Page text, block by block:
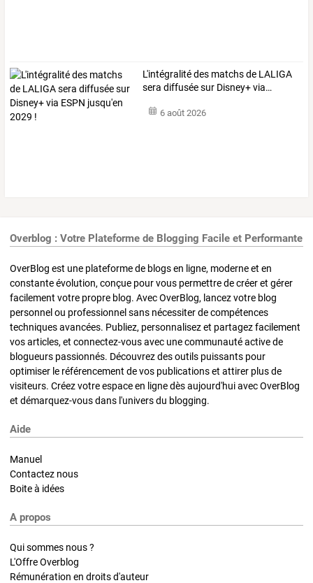
L'intégralitédes matchsde LALIGA
sera diffuséesur Disney+via…
6 août 2026
Overblog : Votre Plateforme de Blogging Facile et Performante
OverBlog est une plateforme de blogs en ligne, moderne et en
constante évolution, conçue pour vous permettre de créer et gérer
facilement votre propre blog. Avec OverBlog, lancez votre blog
personnel ou professionnel sans nécessiter de compétences
techniques avancées. Publiez, personnalisez et partagez facilement
vos articles, et connectez-vous avec une communauté active de
blogueurs passionnés. Découvrez des outils puissants pour
optimiser le référencement de vos publications et attirer plus de
visiteurs. Créez votre espace en ligne dès aujourd'hui avec OverBlog
et démarquez-vous dans l'univers du blogging.
Aide
Manuel
Contactez nous
Boite à idées
A propos
Qui sommes nous ?
L'Offre Overblog
Rémunération en droits d'auteur